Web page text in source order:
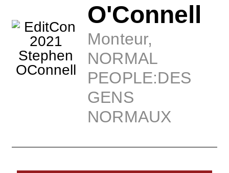
O'Connell
Monteur,
NORMAL
PEOPLE:DES
GENS
NORMAUX